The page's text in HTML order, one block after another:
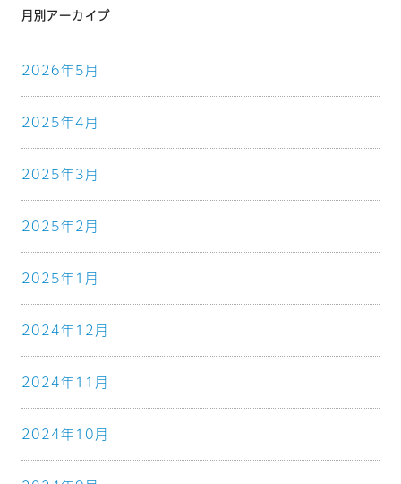
月別アーカイブ
2026年5月
2025年4月
2025年3月
2025年2月
2025年1月
2024年12月
2024年11月
2024年10月